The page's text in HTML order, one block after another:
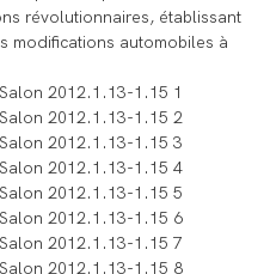
révolutionnaires, établissant
modifications automobiles à